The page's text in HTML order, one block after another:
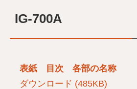
IG-700A
表紙 目次 各部の名称
ダウンロード (485KB)